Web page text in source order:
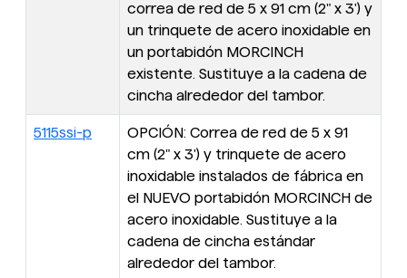
correa de red de 5 x 91 cm (2" x 3') y
un trinquete de acero inoxidable en
un portabidón MORCINCH
existente. Sustituye a la cadena de
cincha alrededor del tambor.
5115ssi-p
OPCIÓN: Correa de red de 5 x 91
cm (2" x 3') y trinquete de acero
inoxidable instalados de fábrica en
el NUEVO portabidón MORCINCH de
acero inoxidable. Sustituye a la
cadena de cincha estándar
alrededor del tambor.